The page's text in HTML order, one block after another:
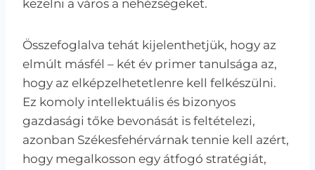
kezelni a város a nehézségeket.
Összefoglalva tehát kijelenthetjük, hogy az
elmúlt másfél – két év primer tanulsága az,
hogy az elképzelhetetlenre kell felkészülni.
Ez komoly intellektuális és bizonyos
gazdasági tőke bevonását is feltételezi,
azonban Székesfehérvárnak tennie kell azért,
hogy megalkosson egy átfogó stratégiát,